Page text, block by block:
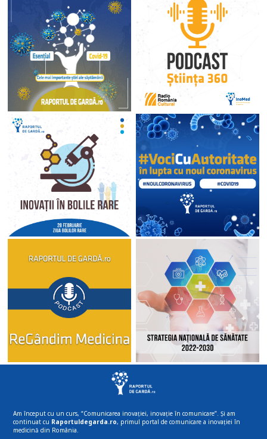
Am început cu un curs, “Comunicarea inovației, inovație în comunicare”. Și am
continuat cu Raportuldegarda.ro, primul portal de comunicare a inovației în
medicină din România.